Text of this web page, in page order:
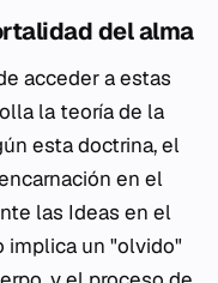
del alma
acceder a estas
la teoría de la
esta doctrina, el
en el
las Ideas en el
implica un "olvido"